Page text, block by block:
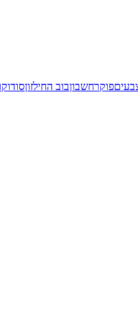
פוקרחשבוןבוב החילזון